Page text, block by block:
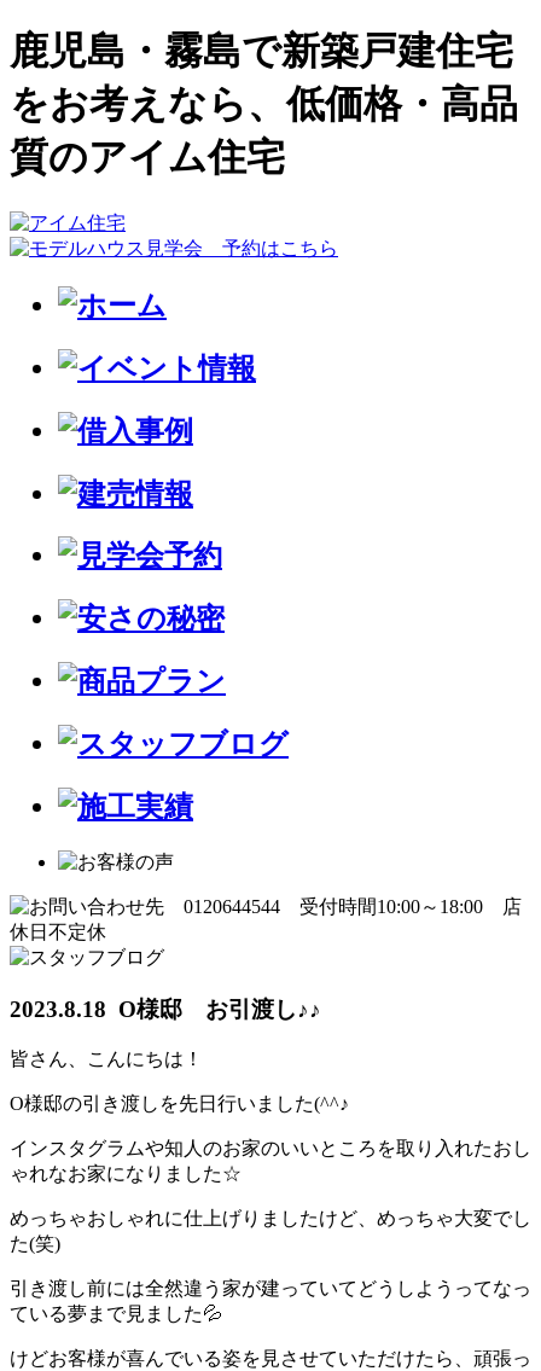
鹿児島・霧島で新築戸建住宅
をお考えなら、低価格・高品
質のアイム住宅
2023.8.18 O様邸 お引渡し♪♪
皆さん、こんにちは！
O様邸の引き渡しを先日行いました(^^♪
インスタグラムや知人のお家のいいところを取り入れたおし
ゃれなお家になりました☆
めっちゃおしゃれに仕上げりましたけど、めっちゃ大変でし
た(笑)
引き渡し前には全然違う家が建っていてどうしようってなっ
ている夢まで見ました💦
けどお客様が喜んでいる姿を見させていただけたら、頑張っ